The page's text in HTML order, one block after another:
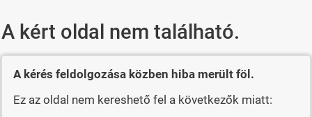
A kért oldal nem található.
A kérés feldolgozása közben hiba merült föl.
Ez az oldal nem kereshető fel a következők miatt: